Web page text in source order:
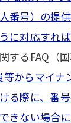
番号）の提
に対応すれば
するFAQ（
からマイナ
る際に、番
きない場合